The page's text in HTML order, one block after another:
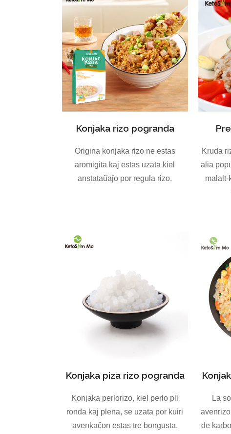
Konjaka rizo pogranda
Origina konjaka rizo ne estas
aromigita kaj estas uzata kiel
anstataŭaĵo por regula rizo.
Kruda
alia
malalt-
Konjaka piza rizo pogranda
Konjaka perlorizo, kiel perlo pli
ronda kaj plena, se uzata por kuiri
avenkaĉon estas tre bongusta.
La
de